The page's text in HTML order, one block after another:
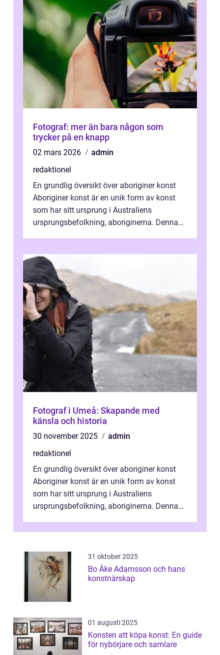
Fotograf: mer än bara någon som
trycker på en knapp
02 mars 2026
admin
redaktionel
En grundlig översikt över aboriginer konst
Aboriginer konst är en unik form av konst
som har sitt ursprung i Australiens
ursprungsbefolkning, aboriginerna. Denna
Fotograf i Umeå: Skapande med
känsla och historia
30 november 2025
admin
redaktionel
En grundlig översikt över aboriginer konst
Aboriginer konst är en unik form av konst
som har sitt ursprung i Australiens
ursprungsbefolkning, aboriginerna. Denna
31 oktober 2025
Bo Åke Adamsson och hans
konstnärskap
01 augusti 2025
Konsten att köpa konst: En guide
för nybörjare och samlare